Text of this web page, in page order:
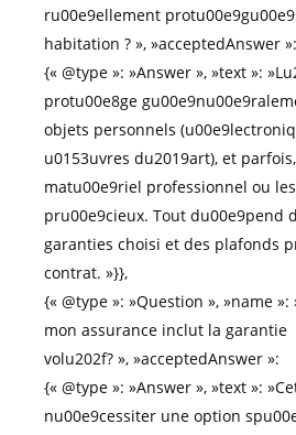
ru00e9ellement
habitation ? », »acceptedAnswer »:
{« @type »: »Answer », »text »:
protu00e8ge
objets personnels
u0153uvres du2019art), et
matu00e9riel professionnel ou
pru00e9cieux. Tout du00e9pend
garanties choisi et des plafonds
contrat. »}},
{« @type »: »Question », »name
mon assurance inclut la garantie
volu202f? », »acceptedAnswer »:
{« @type »: »Answer », »text »:
nu00e9cessiter une option